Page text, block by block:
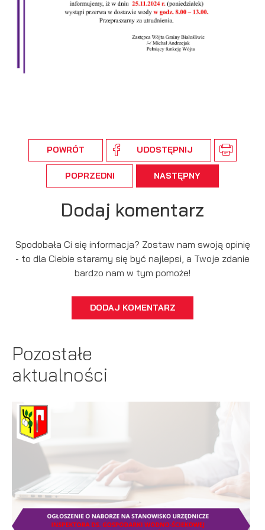
POWRÓT UDOSTĘPNIJ
POPRZEDNI NASTĘPNY
Dodaj komentarz
Spodobała Ci się informacja? Zostaw nam swoją opinię
- to dla Ciebie staramy się być najlepsi, a Twoje zdanie
bardzo nam w tym pomoże!
DODAJ KOMENTARZ
Pozostałe
aktualności
podmiotów trzecich lub firm będących naszymi partnerami
oraz innych dostawców usług. Firmy te działają w charakterze
wiadomości, ofert, komunikatów mediów społecznościowych.